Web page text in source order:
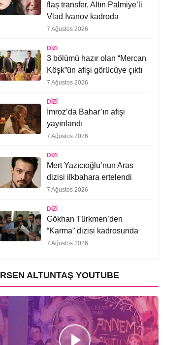
flaş transfer, Altın Palmiye’li
Vlad Ivanov kadroda
7 Ağustos 2026
DIZI
3 bölümü hazır olan “Mercan
Köşk”ün afişi görücüye çıktı
7 Ağustos 2026
DIZI
İmroz’da Bahar’ın afişi
yayınlandı
7 Ağustos 2026
DIZI
Mert Yazıcıoğlu’nun Aras
dizisi ilkbahara ertelendi
7 Ağustos 2026
DIZI
Gökhan Türkmen’den
“Karma” dizisi kadrosunda
7 Ağustos 2026
ALTUNTAŞ YOUTUBE